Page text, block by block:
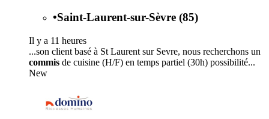
•Saint-Laurent-sur-Sèvre (85)
Il y a 11 heures
...son client basé à St Laurent sur Sevre, nous recherchons un
commis de cuisine (H/F) en temps partiel (30h) possibilité...
New